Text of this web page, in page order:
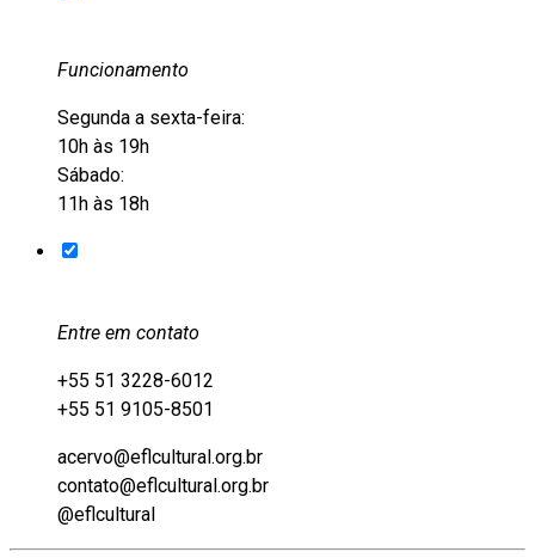
Funcionamento
Segunda a sexta-feira:
10h às 19h
Sábado:
11h às 18h
Entre em contato
+55 51 3228-6012
+55 51 9105-8501
acervo@eflcultural.org.br
contato@eflcultural.org.br
@eflcultural